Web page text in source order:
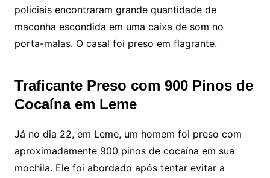
policiais encontraram grande quantidade de
maconha escondida em uma caixa de som no
porta-malas. O casal foi preso em flagrante.
Traficante Preso com 900 Pinos de
Cocaína em Leme
Já no dia 22, em Leme, um homem foi preso com
aproximadamente 900 pinos de cocaína em sua
mochila. Ele foi abordado após tentar evitar a